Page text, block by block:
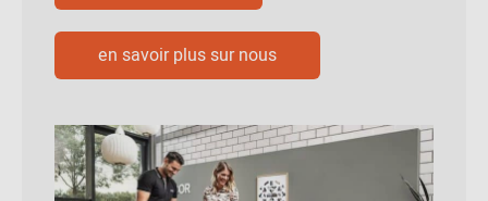
en savoir plus sur nous